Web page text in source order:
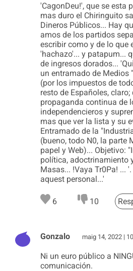
'CagonDeu!', que se esta
mas duro el Chiringuito
Dineros Públicos... Hay
amos de los partidos
escribir como y de lo que
'hachazo'... y patapum...
de ingresos dorados...
un entramado de Medios
(por los impuestos de
resto de Españoles,
propaganda continua de
independencieros y
mas que ver la lista y su
Entramado de la
(bueno, todo N0, la parte
papel y Web)... Objetivo:
política, adoctrinamiento
Masas... !Vaya Tr0Pa! ...
aquest personal...'
6 10
Gonzalo maig 14, 2022 |
Ni un euro público a
comunicación.